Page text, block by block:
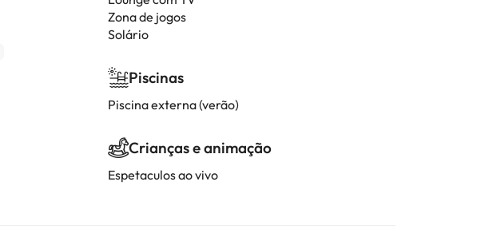
Zona de jogos
Solário
Piscinas
Piscina externa (verão)
Crianças e animação
Espetaculos ao vivo